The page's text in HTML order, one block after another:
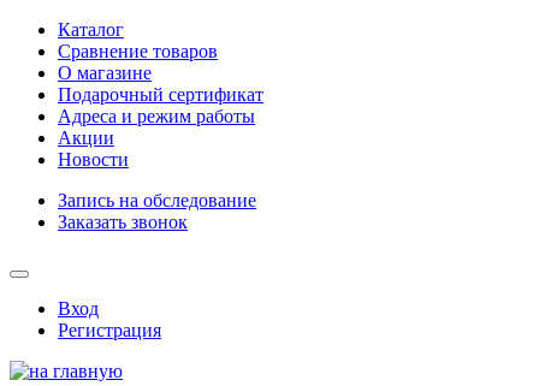
Каталог
Сравнение товаров
О магазине
Подарочный сертификат
Адреса и режим работы
Акции
Новости
Запись на обследование
Заказать звонок
Вход
Регистрация